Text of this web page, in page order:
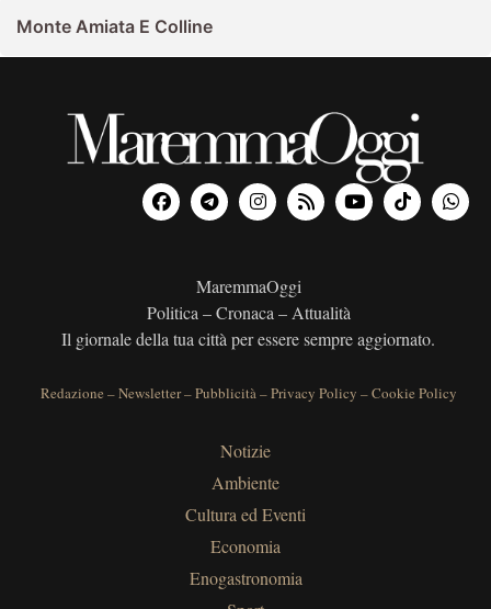
Monte Amiata E Colline
MaremmaOggi
Politica – Cronaca – Attualità
Il giornale della tua città per essere sempre aggiornato.
Redazione –Newsletter–Pubblicità–Privacy Policy –Cookie Policy
Notizie
Ambiente
Cultura ed Eventi
Economia
Enogastronomia